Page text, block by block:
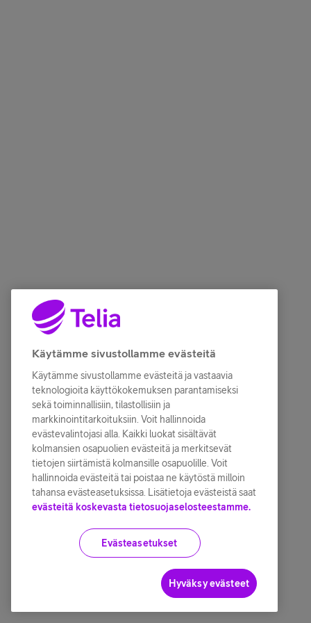
Käytämme sivustollamme evästeitä
Käytämme sivustollamme evästeitä ja vastaavia
teknologioita käyttökokemuksen parantamiseksi
sekä toiminnallisiin, tilastollisiin ja
markkinointitarkoituksiin. Voit hallinnoida
evästevalintojasi alla. Kaikki luokat sisältävät
kolmansien osapuolien evästeitä ja merkitsevät
tietojen siirtämistä kolmansille osapuolille. Voit
hallinnoida evästeitä tai poistaa ne käytöstä milloin
tahansa evästeasetuksissa. Lisätietoja evästeistä saat
evästeitä koskevasta tietosuojaselosteestamme.
Evästeasetukset
Hyväksy evästeet